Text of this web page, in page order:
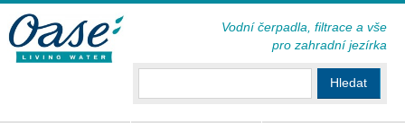
Hledat
Vodní čerpadla, filtrace a vše
pro zahradní jezírka